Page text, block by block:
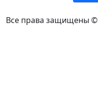
Все права защищены ©